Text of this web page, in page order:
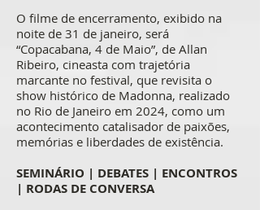
O filme de encerramento, exibido na
noite de 31 de janeiro, será
“Copacabana, 4 de Maio”, de Allan
Ribeiro, cineasta com trajetória
marcante no festival, que revisita o
show histórico de Madonna, realizado
no Rio de Janeiro em 2024, como um
acontecimento catalisador de paixões,
memórias e liberdades de existência.
SEMINÁRIO | DEBATES | ENCONTROS
| RODAS DE CONVERSA